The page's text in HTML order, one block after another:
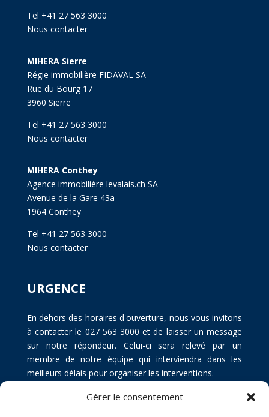
Gérer le consentement
Tel +41 27 563 3000
Nous contacter
MIHERA Sierre
Régie immobilière FIDAVAL SA
Rue du Bourg 17
3960 Sierre
Tel +41 27 563 3000
Nous contacter
MIHERA Conthey
Agence immobilière levalais.ch SA
Avenue de la Gare 43a
1964 Conthey
Tel +41 27 563 3000
Nous contacter
URGENCE
En dehors des horaires d'ouverture, nous vous invitons
à contacter le 027 563 3000 et de laisser un message
sur notre répondeur. Celui-ci sera relevé par un
membre de notre équipe qui interviendra dans les
meilleurs délais pour organiser les interventions.